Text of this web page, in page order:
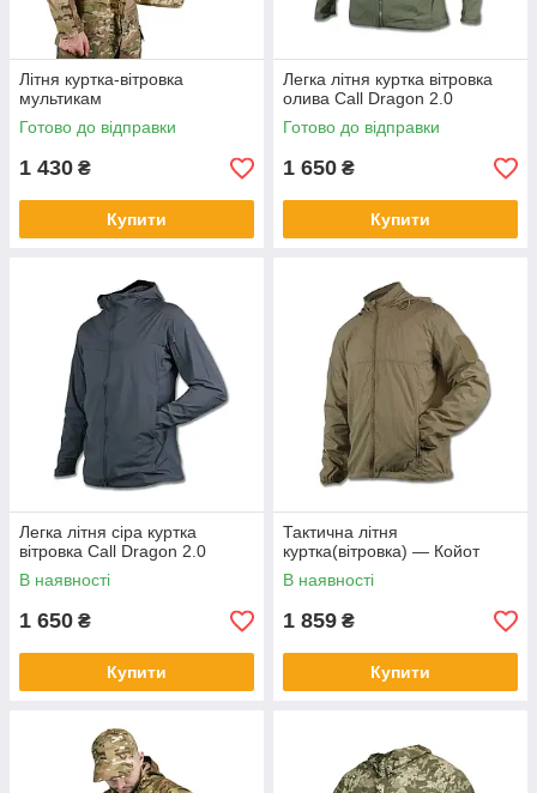
Літня куртка-вітровка
мультикам
Готово до відправки
1 430 ₴
Купити
Легка літня куртка вітровка
олива Call Dragon 2.0
Готово до відправки
1 650 ₴
Купити
Легка літня сіра куртка
вітровка Call Dragon 2.0
В наявності
1 650 ₴
Купити
Тактична літня
куртка(вітровка) — Койот
В наявності
1 859 ₴
Купити